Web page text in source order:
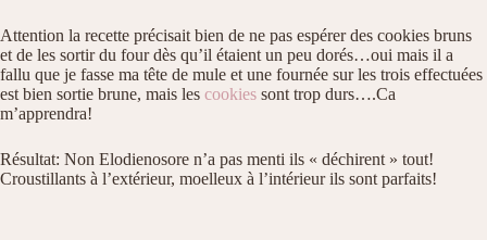
Attention la recette précisait bien de ne pas espérer des cookies bruns
et de les sortir du four dès qu’il étaient un peu dorés…oui mais il a
fallu que je fasse ma tête de mule et une fournée sur les trois effectuées
est bien sortie brune, mais les cookies sont trop durs….Ca
m’apprendra!
Résultat: Non Elodienosore n’a pas menti ils « déchirent » tout!
Croustillants à l’extérieur, moelleux à l’intérieur ils sont parfaits!